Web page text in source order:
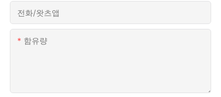
전화/왓츠앱
함유량